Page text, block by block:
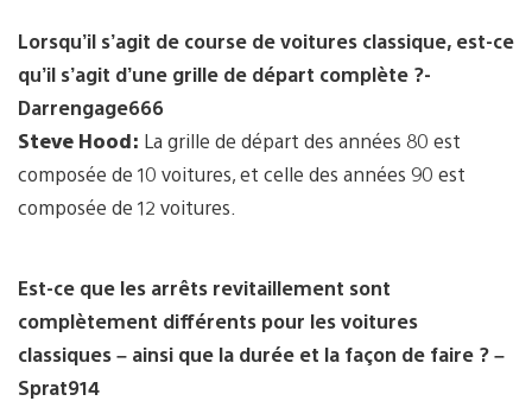
Lorsqu’il s’agit de course de voitures classique, est-ce
qu’il s’agit d’une grille de départ complète ?-
Darrengage666
Steve Hood: La grille de départ des années 80 est
composée de 10 voitures, et celle des années 90 est
composée de 12 voitures.
Est-ce que les arrêts revitaillement sont
complètement différents pour les voitures
classiques – ainsi que la durée et la façon de faire ? –
Sprat914